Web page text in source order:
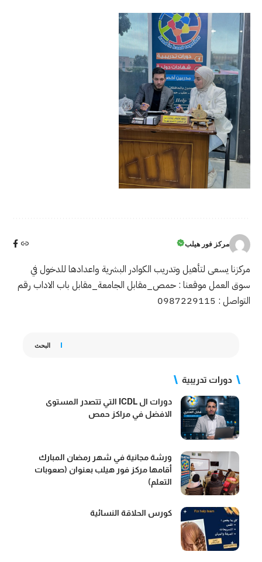
مركز فور هيلب
مركزنا يسعى لتأهيل وتدريب الكوادر البشرية واعدادها للدخول في
سوق العمل موقعنا : حمص_مقابل الجامعة_مقابل باب الاداب رقم
التواصل : 0987229115
البحث
دورات تدريبية
دورات ال ICDL التي تتصدر المستوى
الافضل في مراكز حمص
ورشة مجانية في شهر رمضان المبارك
أقامها مركز فور هيلب بعنوان (صعوبات
التعلم)
كورس الحلاقة النسائية